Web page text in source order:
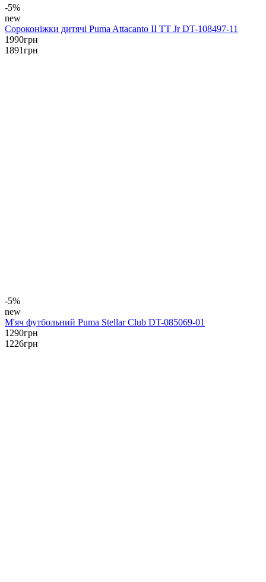
-5%
new
Сороконіжки дитячі Puma Attacanto II TT Jr DT-108497-11
1990грн
1891грн
-5%
new
М'яч футбольний Puma Stellar Club DT-085069-01
1290грн
1226грн